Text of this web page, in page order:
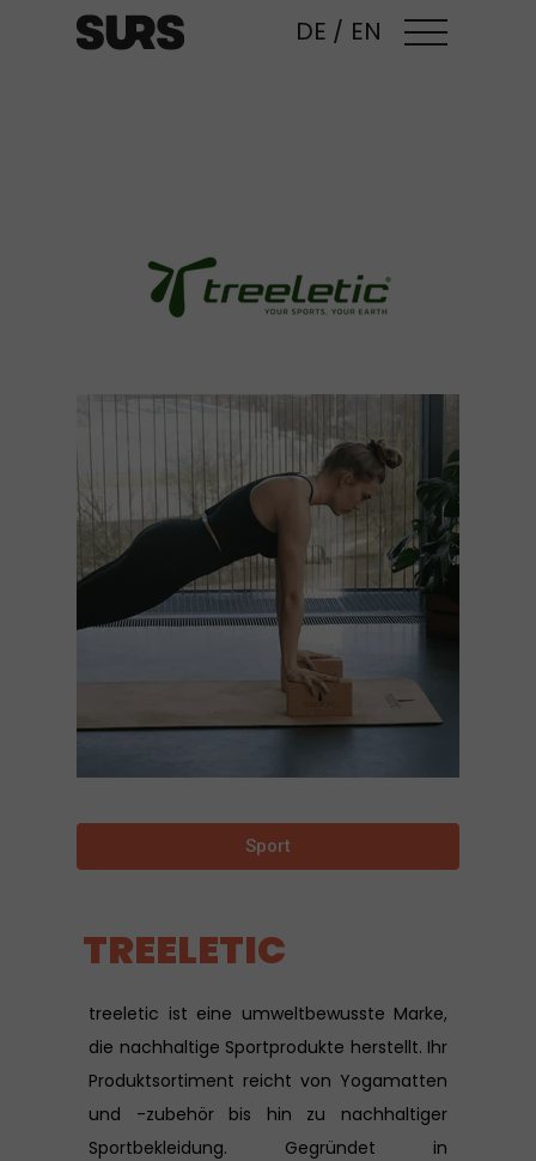
DE / EN
treeletic ist eine umweltbewusste Marke,
die nachhaltige Sportprodukte herstellt. Ihr
Produktsortiment reicht von Yogamatten
und -zubehör bis hin zu nachhaltiger
Sportbekleidung. Gegründet in
TREELETIC
Sport